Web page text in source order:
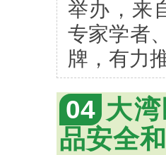
举办，来
专家学者
牌，有力
04 大
品安全